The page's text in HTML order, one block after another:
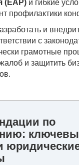
(EAP) и гибкие
профилактики
и
с
грамотные
и защитить
по